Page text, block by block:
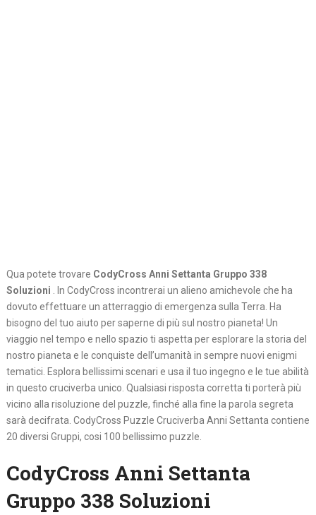
Qua potete trovare CodyCross Anni Settanta Gruppo 338
Soluzioni . In CodyCross incontrerai un alieno amichevole che ha
dovuto effettuare un atterraggio di emergenza sulla Terra. Ha
bisogno del tuo aiuto per saperne di più sul nostro pianeta! Un
viaggio nel tempo e nello spazio ti aspetta per esplorare la storia del
nostro pianeta e le conquiste dell’umanità in sempre nuovi enigmi
tematici. Esplora bellissimi scenari e usa il tuo ingegno e le tue abilità
in questo cruciverba unico. Qualsiasi risposta corretta ti porterà più
vicino alla risoluzione del puzzle, finché alla fine la parola segreta
sarà decifrata. CodyCross Puzzle Cruciverba Anni Settanta contiene
20 diversi Gruppi, cosi 100 bellissimo puzzle.
CodyCross Anni Settanta
Gruppo 338 Soluzioni